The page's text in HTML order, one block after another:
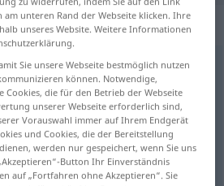
reflexives Verb
anklicken/antippen)
am unteren Rand der Webseite klicken. Ihre
unseres Website. Weitere Informationen
Sie unsere Webseite bestmöglich nutzen
können. Notwendige,
Cookies, die für den Betrieb der Webseite
unserer Webseite erforderlich sind,
Vorauswahl immer auf Ihrem Endgerät
und Cookies, die der Bereitstellung
werden nur gespeichert, wenn Sie uns
Button Ihr Einverständnis
auf „Fortfahren ohne Akzeptieren“. Sie